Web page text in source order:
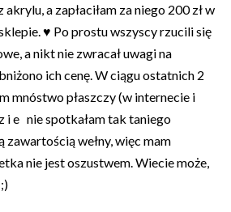
akrylu, a zapłaciłam za niego 200 zł w
♥ Po prostu wszyscy rzucili się
a nikt nie zwracał uwagi na
ich cenę. W ciągu ostatnich 2
mnóstwo płaszczy (w internecie i
i e nie spotkałam tak taniego
zawartością wełny, więc mam
nie jest oszustwem. Wiecie może,